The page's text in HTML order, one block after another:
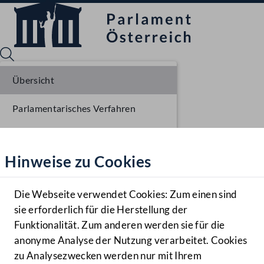
Hilfe
Benutzer
Navigationsmenü öffnen
MENÜ
Hinweise zu Cookies
Die Webseite verwendet Cookies: Zum einen sind
sie erforderlich für die Herstellung der
Funktionalität. Zum anderen werden sie für die
anonyme Analyse der Nutzung verarbeitet. Cookies
zu Analysezwecken werden nur mit Ihrem
Übersicht
Parlamentarisches Verfahren
Ausschussberatungen NR